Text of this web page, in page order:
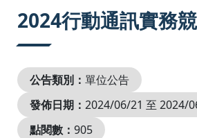
2024行動通訊實務
公告類別： 單位公告
發佈日期： 2024/06/21 至 2024/
點閱數： 905